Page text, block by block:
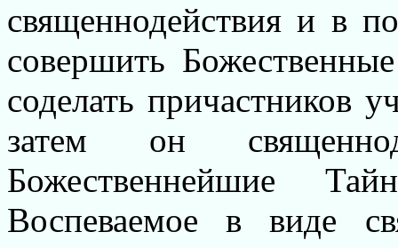
священнодействия и в
совершить
соделать причастников
затем он
Божественнейшие
Воспеваемое в виде